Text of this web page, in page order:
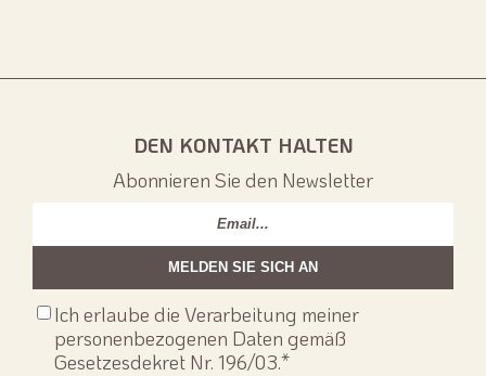
DEN KONTAKT HALTEN
Abonnieren Sie den Newsletter
Consenso
privacy*
Ich erlaube die Verarbeitung meiner
personenbezogenen Daten gemäß
Gesetzesdekret Nr. 196/03.*